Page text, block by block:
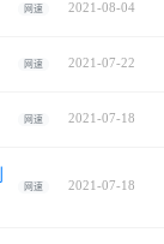
网速 2021-08-04
网速 2021-07-22
网速 2021-07-18
网速 2021-07-18